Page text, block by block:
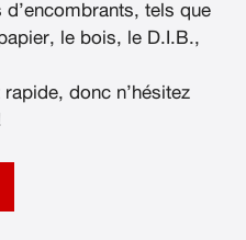
tels que
le bois, le D.I.B.,
donc n’hésitez